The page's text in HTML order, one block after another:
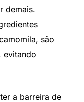
demais.
são
evitando
a barreira de